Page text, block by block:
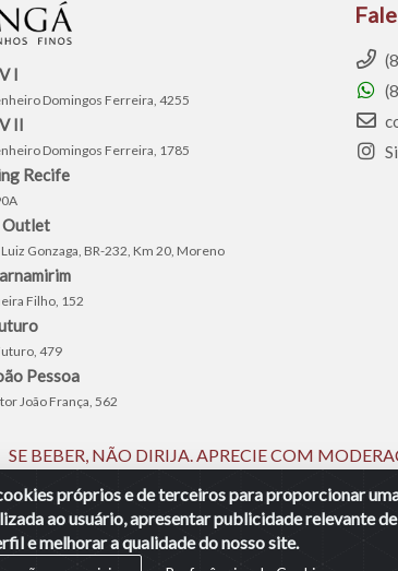
próprios e de terceiros para proporcionar
ao usuário, apresentar publicidade relevante de
e melhorar a qualidade do nosso site.
I
Domingos Ferreira, 4255
II
Domingos Ferreira, 1785
Recife
Outlet
Gonzaga, BR-232, Km 20, Moreno
Filho, 152
479
Pessoa
João França, 562
SE BEBER, NÃO DIRIJA. APRECIE COM
Ingá Distribuidora Ltda | CNPJ 05.390.477/